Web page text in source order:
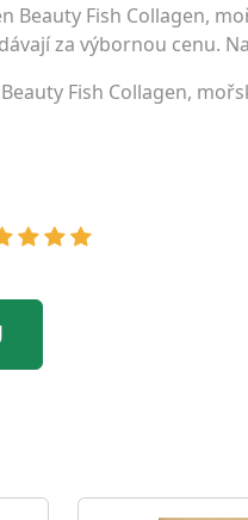
Beauty Fish Collagen,
za výbornou cenu.
Fish Collagen,